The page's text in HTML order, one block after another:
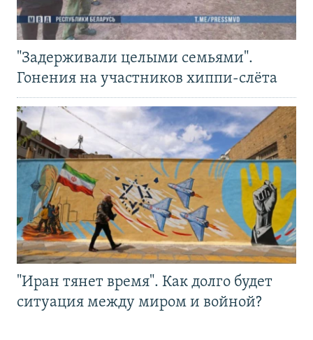
"Задерживали целыми семьями".
Гонения на участников хиппи-слёта
"Иран тянет время". Как долго будет
ситуация между миром и войной?